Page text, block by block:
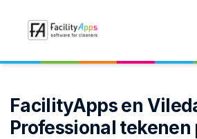
FacilityApps en
Professional